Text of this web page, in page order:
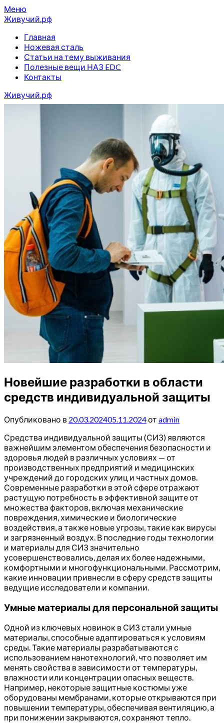
Перейти
к
Меню
Живучий.рф
Главная
Ножевая сталь
Статьи на тему выживания
Полезные вещи НАЗ EDC
Контакты
Живучий.рф
Новейшие разработки в области
средств индивидуальной защиты
Опубликовано в 20.03.202405.11.2024от admin
Средства индивидуальной защиты (СИЗ) являются
важнейшим элементом обеспечения безопасности и
здоровья людей в различных условиях — от
производственных предприятий и медицинских
учреждений до городских улиц и частных домов.
Современные разработки в этой сфере отражают
растущую потребность в эффективной защите от
множества факторов, включая механические
повреждения, химические и биологические
воздействия, а также новые угрозы, такие как вирусы
и загрязненный воздух. В последние годы технологии
и материалы для СИЗ значительно
усовершенствовались, делая их более надежными,
комфортными и многофункциональными. Рассмотрим,
какие инновации привнесли в сферу средств защиты
ведущие исследователи и компании.
Умные материалы для персональной защиты
Одной из ключевых новинок в СИЗ стали умные
материалы, способные адаптироваться к условиям
среды. Такие материалы разрабатываются с
использованием нанотехнологий, что позволяет им
менять свойства в зависимости от температуры,
влажности или концентрации опасных веществ.
Например, некоторые защитные костюмы уже
оборудованы мембранами, которые открываются при
повышении температуры, обеспечивая вентиляцию, а
при понижении закрываются, сохраняют тепло.